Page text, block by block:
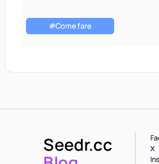
problema con file di sottotitoli
Questa funzionalità è disponibile in
#Come fare
Seedr.cc
X